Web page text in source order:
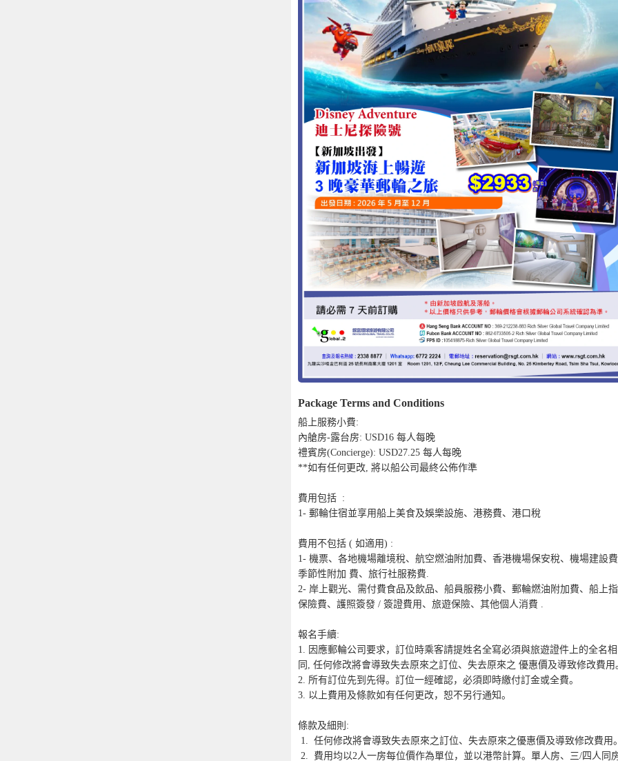
Package Terms and Conditions
船上服務小費:
內艙房-露台房: USD16 每人每晚
禮賓房(Concierge): USD27.25 每人每晚
**如有任何更改, 將以船公司最終公佈作準
費用包括  :
1- 郵輪住宿並享用船上美食及娛樂設施、港務費、港口稅
費用不包括 ( 如適用) :
1- 機票、各地機場離境稅、航空燃油附加費、香港機場保安稅、機場建設
季節性附加 費、旅行社服務費.
2- 岸上觀光、需付費食品及飲品、船員服務小費、郵輪燃油附加費、船上
保險費、護照簽發 / 簽證費用、旅遊保險、其他個人消費 .
報名手續:
1. 因應郵輪公司要求，訂位時乘客請提姓名全寫必須與旅遊證件上的全名相
同, 任何修改將會導致失去原來之訂位、失去原來之 優惠價及導致修改費
2. 所有訂位先到先得。訂位一經確認，必須即時繳付訂金或全費。
3. 以上費用及條款如有任何更改，恕不另行通知。
條款及細則: